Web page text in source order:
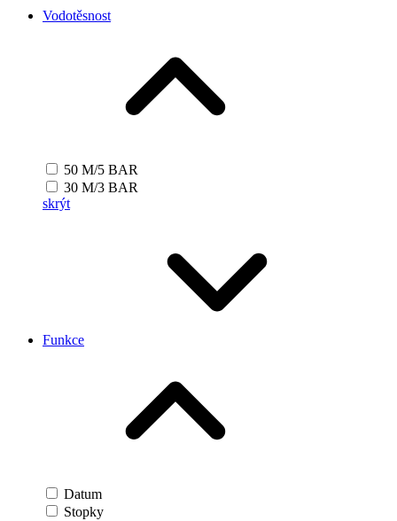
Vodotěsnost
50 M/5 BAR
30 M/3 BAR
skrýt
Funkce
Datum
Stopky